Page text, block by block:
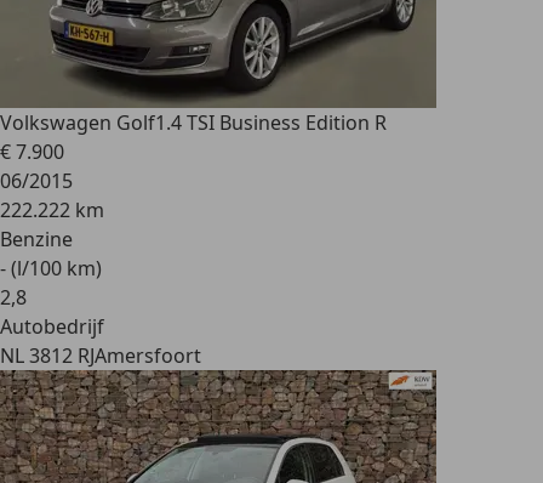
Volkswagen Golf1.4 TSI Business Edition R
€ 7.900
06/2015
222.222 km
Benzine
- (l/100 km)
2,8
Autobedrijf
NL 3812 RJAmersfoort